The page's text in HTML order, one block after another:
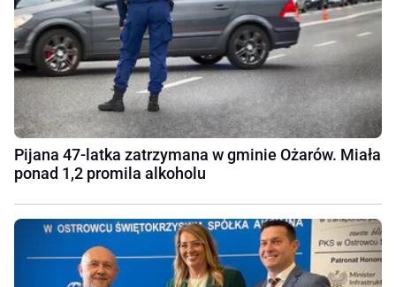
Pijana 47-latka zatrzymana w gminie Ożarów. Miała
ponad 1,2 promila alkoholu